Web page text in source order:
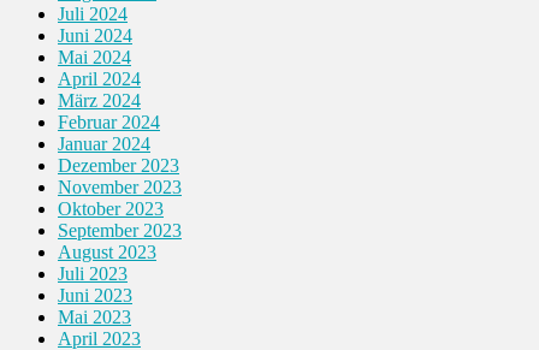
Juli 2024
Juni 2024
Mai 2024
April 2024
März 2024
Februar 2024
Januar 2024
Dezember 2023
November 2023
Oktober 2023
September 2023
August 2023
Juli 2023
Juni 2023
Mai 2023
April 2023